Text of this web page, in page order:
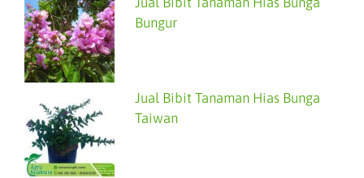
Bungur
Jual Bibit Tanaman Hias Bunga
Taiwan